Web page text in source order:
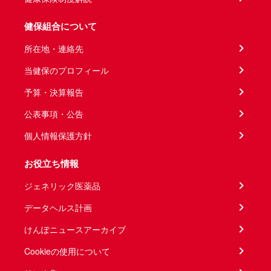
健保組合について
所在地・連絡先
当健保のプロフィール
予算・決算報告
公表事項・公告
個人情報保護方針
お役立ち情報
ジェネリック医薬品
データヘルス計画
けんぽニュースアーカイブ
Cookieの使用について